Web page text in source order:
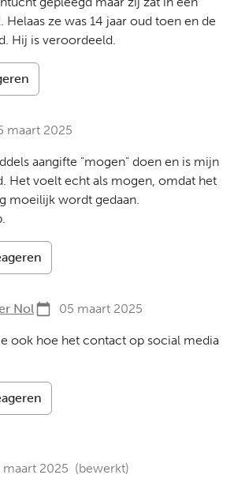
ze was 14 jaar oud toen en de
Hij is veroordeeld.
maart 2025
aangifte "mogen" doen en is mijn
Het voelt echt als mogen, omdat het
moeilijk wordt gedaan.
Nol 05 maart 2025
ook hoe het contact op social media
maart 2025 (bewerkt)